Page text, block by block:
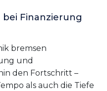
Finanzierung
bremsen
und
den Fortschritt –
als auch die Tiefe